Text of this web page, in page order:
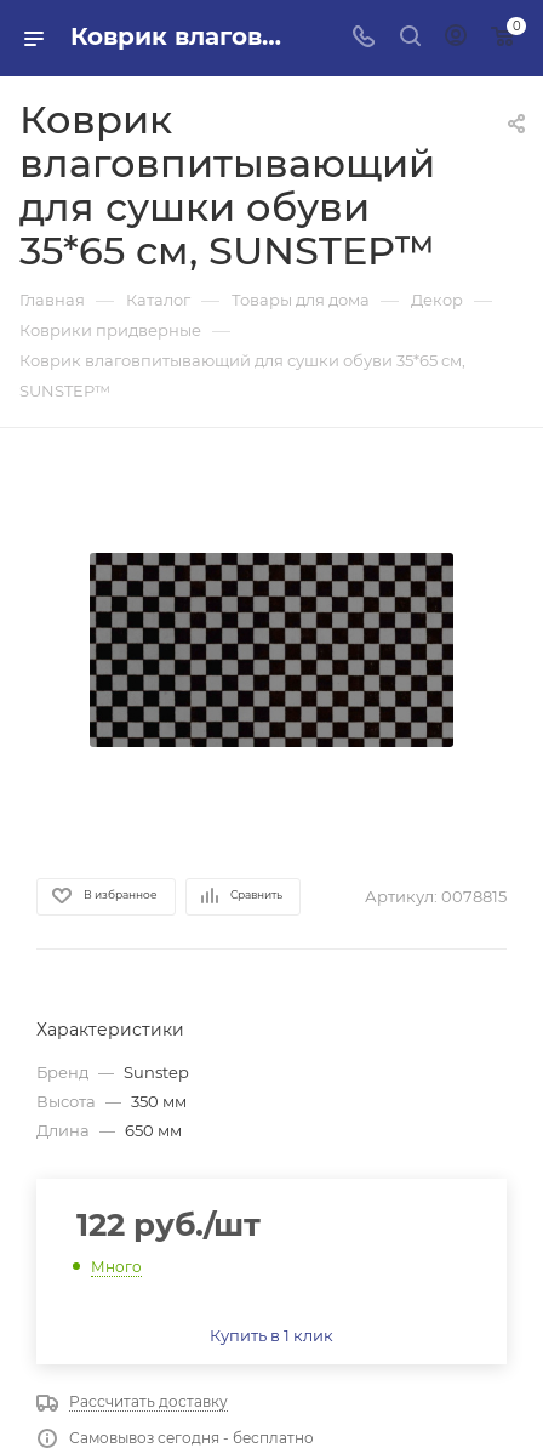
Коврик влаговпитывающий для сушки обуви 35*65 см, SUNSTEP™ в ПИЛОН — купить стройматериалы в интернет-магазине ПИЛОН с доставкой оптом и в розницу 0
Коврик
влаговпитывающий
для сушки обуви
35*65 см, SUNSTEP™
Главная — Каталог — Товары для дома — Декор —
Коврики придверные —
Коврик влаговпитывающий для сушки обуви 35*65 см,
SUNSTEP™
В избранное Сравнить Артикул: 0078815
Характеристики
Бренд — Sunstep
Высота — 350 мм
Длина — 650 мм
122 руб./шт
Много
Купить в 1 клик
Рассчитать доставку
Самовывоз сегодня - бесплатно